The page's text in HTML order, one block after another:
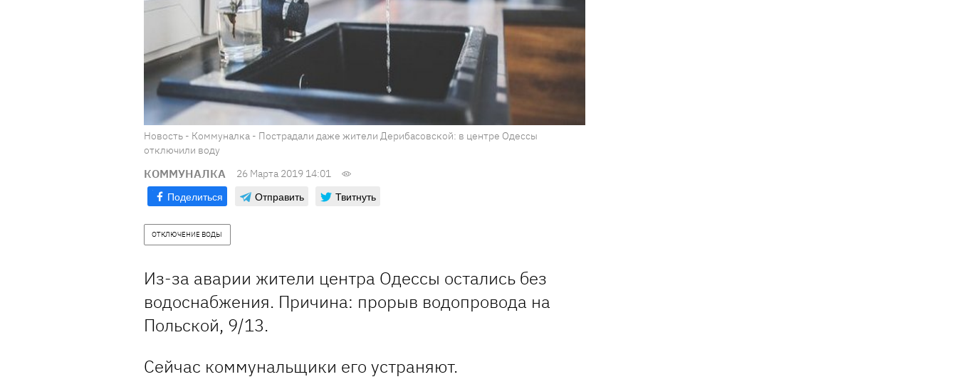
Новость - Коммуналка - Пострадали даже жители Дерибасовской: в центре Одессы
отключили воду
КОММУНАЛКА 26 Марта 2019 14:01
Поделиться Отправить Твитнуть
ОТКЛЮЧЕНИЕ ВОДЫ
Из-за аварии жители центра Одессы остались без
водоснабжения. Причина: прорыв водопровода на
Польской, 9/13.
Сейчас коммунальщики его устраняют.